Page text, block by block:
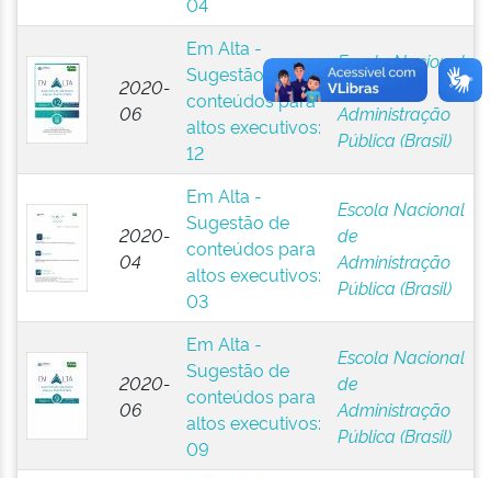
2020-
06
Em Alta -
Sugestão de
conteúdos para
altos executivos:
12
Escola Nacional
de
Administração
Pública (Brasil)
2020-
04
Em Alta -
Sugestão de
conteúdos para
altos executivos:
03
Escola Nacional
de
Administração
Pública (Brasil)
2020-
06
Em Alta -
Sugestão de
conteúdos para
altos executivos:
09
Escola Nacional
de
Administração
Pública (Brasil)